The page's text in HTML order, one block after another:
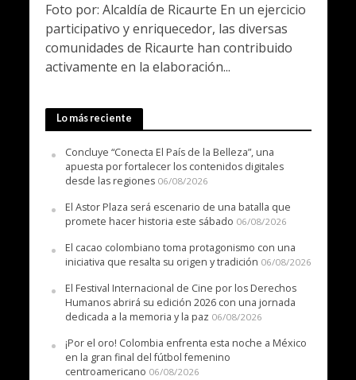
Foto por: Alcaldía de Ricaurte En un ejercicio
participativo y enriquecedor, las diversas
comunidades de Ricaurte han contribuido
activamente en la elaboración...
Lo más reciente
Concluye “Conecta El País de la Belleza”, una
apuesta por fortalecer los contenidos digitales
desde las regiones 06/08/2026
El Astor Plaza será escenario de una batalla que
promete hacer historia este sábado 06/08/2026
El cacao colombiano toma protagonismo con una
iniciativa que resalta su origen y tradición 06/08/2026
El Festival Internacional de Cine por los Derechos
Humanos abrirá su edición 2026 con una jornada
dedicada a la memoria y la paz 06/08/2026
¡Por el oro! Colombia enfrenta esta noche a México
en la gran final del fútbol femenino
centroamericano 06/08/2026